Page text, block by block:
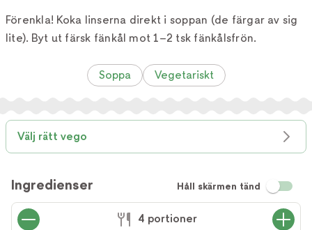
Förenkla! Koka linserna direkt i soppan (de färgar av sig
lite). Byt ut färsk fänkål mot 1–2 tsk fänkålsfrön.
Soppa Vegetariskt
Välj rätt vego
Ingredienser Håll skärmen tänd
4 portioner